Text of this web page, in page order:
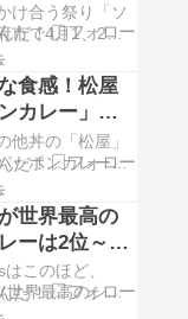
け合う祭り「ソ
市で4月1、2日
くお湯で、温泉
楽しめます。 こ
に開催される
食感！松屋
カレー」が
他丼の「松屋」
ッポンカレー」
始、さらに
ョッキ缶」の同
大人気の甘辛絶
世界最高の
ーは2位～
100」
このほど、
世界最高のシチ
れによります